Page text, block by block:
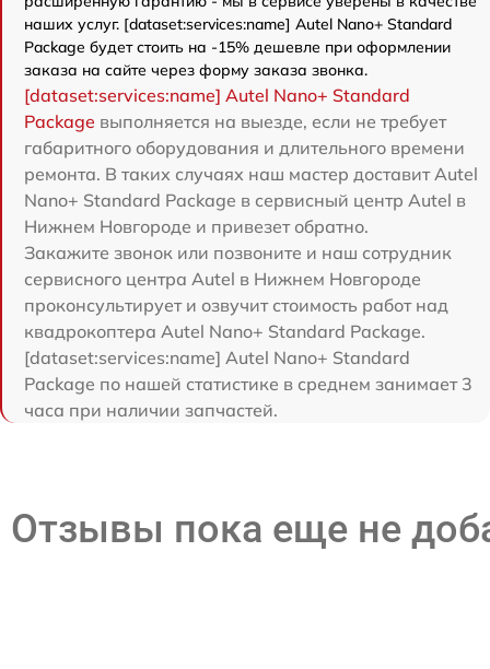
наших услуг. [dataset:services:name] Autel Nano+ Standard
Package будет стоить на -15% дешевле при оформлении
заказа на сайте через форму заказа звонка.
[dataset:services:name] Autel Nano+ Standard
Package выполняется на выезде, если не требует
габаритного оборудования и длительного времени
ремонта. В таких случаях наш мастер доставит Autel
Nano+ Standard Package в сервисный центр Autel в
Нижнем Новгороде и привезет обратно.
Закажите звонок или позвоните и наш сотрудник
сервисного центра Autel в Нижнем Новгороде
проконсультирует и озвучит стоимость работ над
квадрокоптера Autel Nano+ Standard Package.
[dataset:services:name] Autel Nano+ Standard
Package по нашей статистике в среднем занимает 3
часа при наличии запчастей.
Отзывы пока еще не